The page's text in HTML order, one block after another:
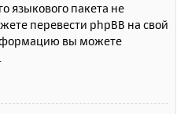
языкового пакета не
перевести phpBB на свой
вы можете